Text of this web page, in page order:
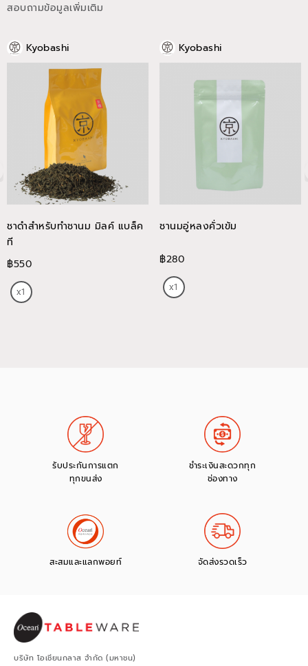
สอบถามข้อมูลเพิ่มเติม
Kyobashi
ชาดำสำหรับทำชานม มิลค์ แบล็ค
ที
฿550
Kyobashi
ชานมอู่หลงคั่วเข้ม
฿280
รับประกันการแตก
ทุกขนส่ง
ชำระเงินสะดวกทุก
ช่องทาง
สะสมและแลกพอยท์ จัดส่งรวดเร็ว
บริษัท โอเชียนกลาส จำกัด (มหาชน)